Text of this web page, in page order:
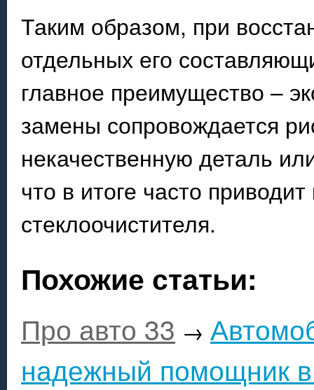
Таким образом, при
отдельных его
главное преимущество –
замены сопровождается
некачественную деталь
что в итоге часто
стеклоочистителя.
Похожие статьи:
Про авто 33 →
надежный помощник